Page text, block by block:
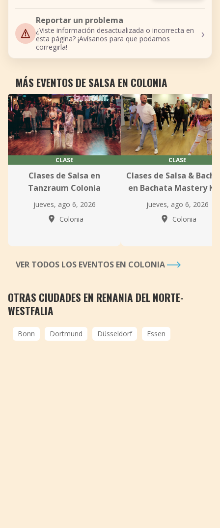
Reportar un problema
¿Viste información desactualizada o incorrecta en
esta página? ¡Avísanos para que podamos
corregirla!
›
MÁS EVENTOS DE SALSA EN COLONIA
CLASE
Clases de Salsa en
Tanzraum Colonia
jueves, ago 6, 2026
Colonia
CLASE
Clases de Salsa &
en Bachata Mastery
jueves, ago 6, 2026
Colonia
VER TODOS LOS EVENTOS EN COLONIA
OTRAS CIUDADES EN RENANIA DEL NORTE-
WESTFALIA
Bonn Dortmund Düsseldorf Essen